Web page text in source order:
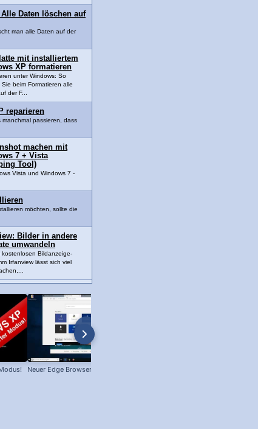
Daten löschen auf
man alle Daten auf der
mit installiertem
XP formatieren
unter Windows: So
Sie beim Formatieren alle
der F...
reparieren
passieren, dass
machen mit
7 + Vista
Tool)
Vista und Windows 7 -
möchten, sollte die
Bilder in andere
umwandeln
kostenlosen Bildanzeige-
Irfanview lässt sich viel
Neuer Edge Browser mit Chromium!